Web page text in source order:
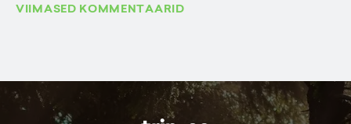
VIIMASED KOMMENTAARID